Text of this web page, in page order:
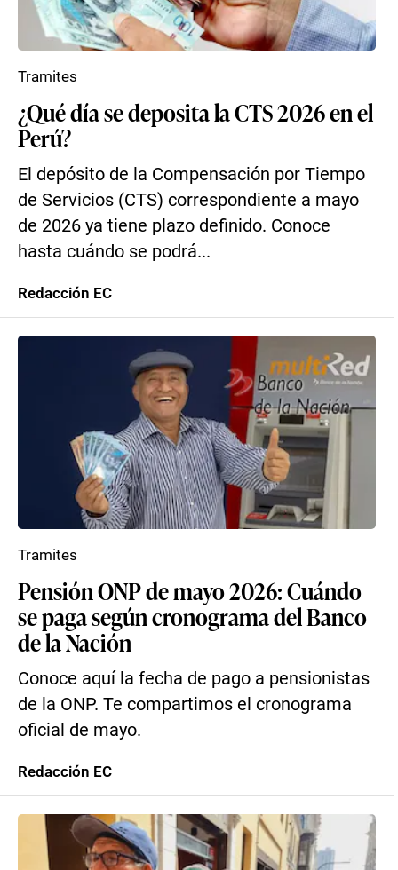
¿Qué día se deposita la CTS 2026 en el
Perú?
El depósito de la Compensación por Tiempo
de Servicios (CTS) correspondiente a mayo
de 2026 ya tiene plazo definido. Conoce
hasta cuándo se podrá...
Tramites
Redacción EC
Pensión ONP de mayo 2026: Cuándo
se paga según cronograma del Banco
de la Nación
Conoce aquí la fecha de pago a pensionistas
de la ONP. Te compartimos el cronograma
oficial de mayo.
Tramites
Redacción EC